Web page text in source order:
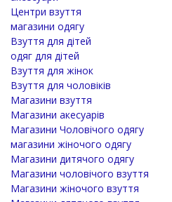
Центри взуття
магазини одягу
Взуття для дітей
одяг для дітей
Взуття для жінок
Взуття для чоловіків
Магазини взуття
Магазини акесуарів
Магазини Чоловічого одягу
магазини жіночого одягу
Магазини дитячого одягу
Магазини чоловічого взуття
Магазини жіночого взуття